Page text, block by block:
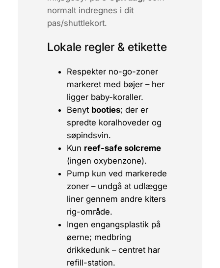
normalt indregnes i dit
pas/shuttlekort.
Lokale regler & etikette
Respekter no-go-zoner
markeret med bøjer – her
ligger baby-koraller.
Benyt booties; der er
spredte koralhoveder og
søpindsvin.
Kun reef-safe solcreme
(ingen oxybenzone).
Pump kun ved markerede
zoner – undgå at udlægge
liner gennem andre kiters
rig-område.
Ingen engangsplastik på
øerne; medbring
drikkedunk – centret har
refill-station.